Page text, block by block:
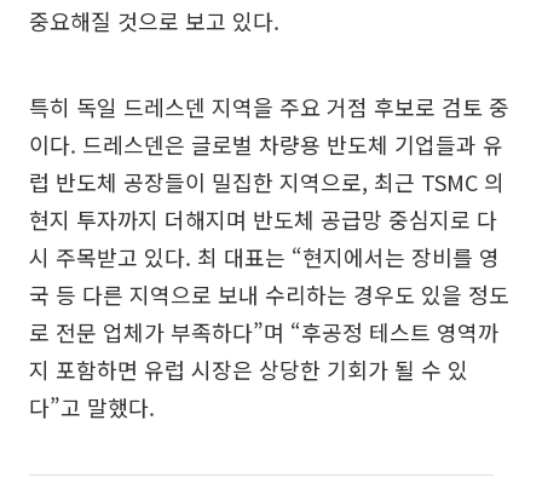
중요해질 것으로 보고 있다.
특히 독일 드레스덴 지역을 주요 거점 후보로 검토 중
이다. 드레스덴은 글로벌 차량용 반도체 기업들과 유
럽 반도체 공장들이 밀집한 지역으로, 최근 TSMC 의
현지 투자까지 더해지며 반도체 공급망 중심지로 다
시 주목받고 있다. 최 대표는 “현지에서는 장비를 영
국 등 다른 지역으로 보내 수리하는 경우도 있을 정도
로 전문 업체가 부족하다”며 “후공정 테스트 영역까
지 포함하면 유럽 시장은 상당한 기회가 될 수 있
다”고 말했다.